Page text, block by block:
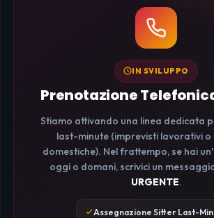
IN SVILUPPO
Prenotazione
Stiamo attivando una linea dedicata
last-minute (imprevisti lavorativi o
domestiche). Nel frattempo, se hai
oggi o domani, scrivici un
URGENTE.
Assegnazione Sitter Last-